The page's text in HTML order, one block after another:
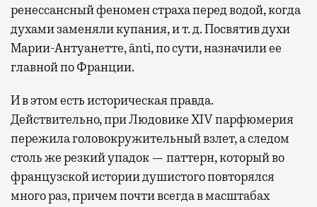
ренессансный феномен страха перед водой, когда
духами заменяли купания, и т. д. Посвятив духи
Марии-Антуанетте, ānti, по сути, назначили ее
главной по Франции.
И в этом есть историческая правда.
Действительно, при Людовике XIV парфюмерия
пережила головокружительный взлет, а следом
столь же резкий упадок — паттерн, который во
французской истории душистого повторялся
много раз, причем почти всегда в масштабах